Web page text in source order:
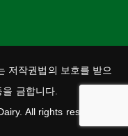
저작권법의 보호를 받으
금합니다.
All rights reserved.